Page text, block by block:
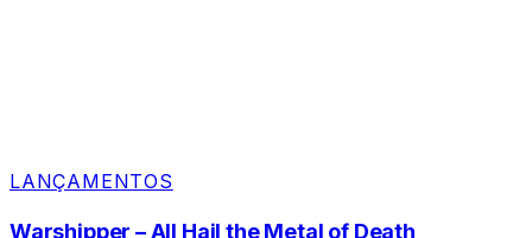
LANÇAMENTOS
Warshipper – All Hail the Metal of Death